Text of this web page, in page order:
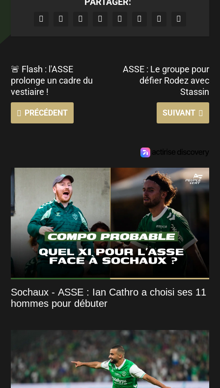
🚨 Flash : l'ASSE
prolonge un cadre du
vestiaire !
PRÉCÉDENT
ASSE : Le groupe pour
défier Rodez avec
Stassin
SUIVANT
Sochaux - ASSE : Ian Cathro a choisi ses 11
hommes pour débuter